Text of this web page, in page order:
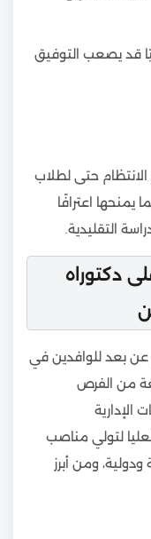
قد يصعب التوفيق
حتى لطلاب
يمنحها اعترافًا
التقليدية.
دكتوراه
عن بعد للوافدين في
من الفرص
الإدارية
لتولي مناصب
ومن أبرز